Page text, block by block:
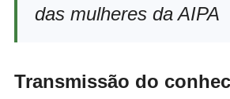
das mulheres da AIPA
Transmissão do